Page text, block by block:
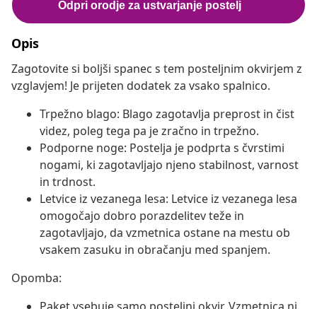
Opis
Zagotovite si boljši spanec s tem posteljnim okvirjem z
vzglavjem! Je prijeten dodatek za vsako spalnico.
Trpežno blago: Blago zagotavlja preprost in čist
videz, poleg tega pa je zračno in trpežno.
Podporne noge: Postelja je podprta s čvrstimi
nogami, ki zagotavljajo njeno stabilnost, varnost
in trdnost.
Letvice iz vezanega lesa: Letvice iz vezanega lesa
omogočajo dobro porazdelitev teže in
zagotavljajo, da vzmetnica ostane na mestu ob
vsakem zasuku in obračanju med spanjem.
Opomba: